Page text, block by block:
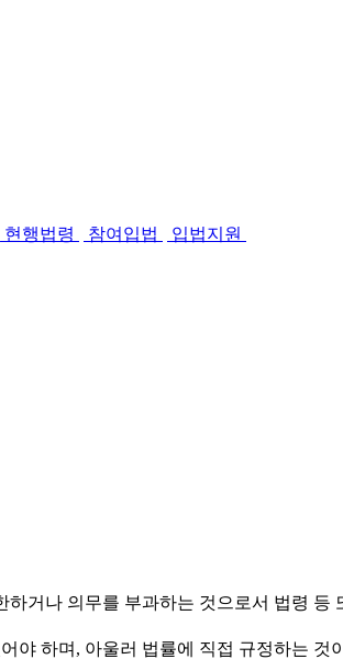
현행법령 참여입법
입법지원
거나 의무를 부과하는 것으로서 법령 등
야 하며, 아울러 법률에 직접 규정하는 것